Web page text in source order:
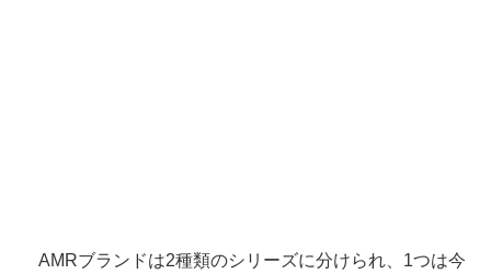
AMRブランドは2種類のシリーズに分けられ、1つは今